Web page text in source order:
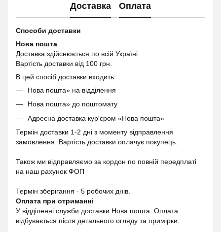
Доставка Оплата
Способи доставки
Нова пошта
Доставка здійснюється по всій Україні.
Вартість доставки від 100 грн.
В цей спосіб доставки входить:
Нова пошта» на відділення
Нова пошта» до поштомату
Адресна доставка кур'єром «Нова пошта»
Термін доставки 1-2 дні з моменту відправлення
замовлення. Вартість доставки оплачує покупець.
Також ми відправляємо за кордон по повній передплаті
на наш рахунок ФОП
Термін зберігання - 5 робочих днів.
Оплата при отриманні
У відділенні служби доставки Нова пошта. Оплата
відбувається після детального огляду та примірки.